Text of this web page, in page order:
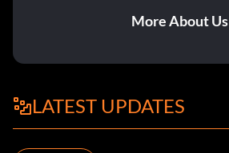
More About Us
LATEST UPDATES